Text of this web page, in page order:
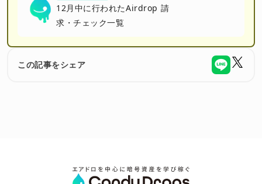
12月中に行われたAirdrop 請
求・チェック一覧
この記事をシェア